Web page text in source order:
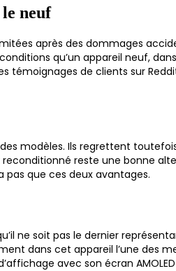
neuf
après des dommages
qu’un appareil neuf,
témoignages de clients sur
modèles. Ils regrettent
reconditionné reste une bonne
pas que ces deux avantages.
ne soit pas le dernier
cet appareil l’une des
avec son écran